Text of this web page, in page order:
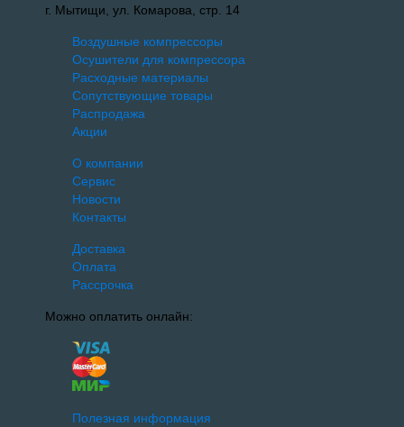
г. Мытищи, ул. Комарова, стр. 14
Воздушные компрессоры
Осушители для компрессора
Расходные материалы
Сопутствующие товары
Распродажа
Акции
О компании
Сервис
Новости
Контакты
Доставка
Оплата
Рассрочка
Можно оплатить онлайн:
Полезная информация